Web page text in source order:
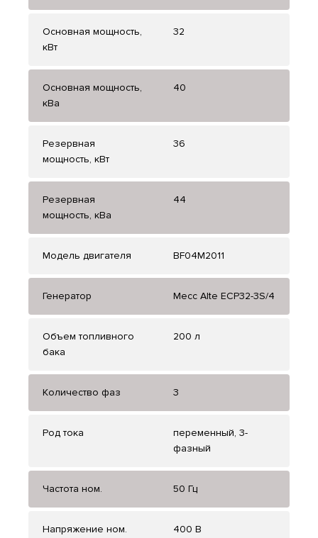
Основная мощность,
кВт
32
Основная мощность,
кВа
40
Резервная
мощность, кВт
36
Резервная
мощность, кВа
44
Модель двигателя BF04M2011
Генератор Mecc Alte ECP32-3S/4
Объем топливного
бака
200 л
Количество фаз 3
Род тока
переменный, 3-
фазный
Частота ном. 50 Гц
Напряжение ном. 400 В